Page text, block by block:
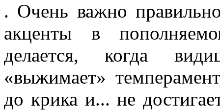
. Очень важно
акценты в
делается, когда
«выжимает»
до крика и... не